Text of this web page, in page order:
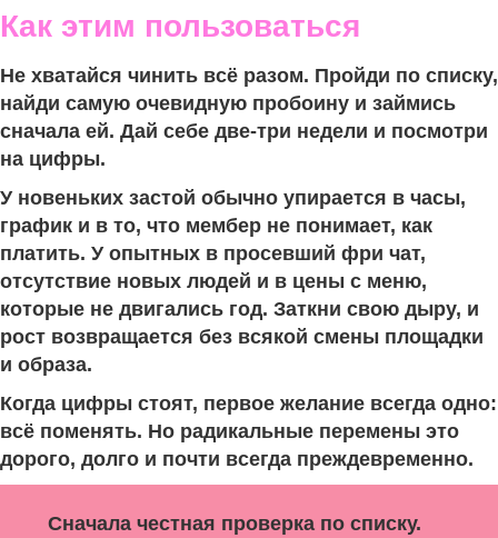
Как этим пользоваться
Не хватайся чинить всё разом. Пройди по списку,
найди самую очевидную пробоину и займись
сначала ей. Дай себе две-три недели и посмотри
на цифры.
У новеньких застой обычно упирается в часы,
график и в то, что мембер не понимает, как
платить. У опытных в просевший фри чат,
отсутствие новых людей и в цены с меню,
которые не двигались год. Заткни свою дыру, и
рост возвращается без всякой смены площадки
и образа.
Когда цифры стоят, первое желание всегда одно:
всё поменять. Но радикальные перемены это
дорого, долго и почти всегда преждевременно.
Сначала честная проверка по списку.